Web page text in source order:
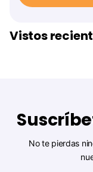
Vistos
No te pierdas